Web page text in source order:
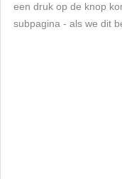
een druk op de knop
subpagina - als we dit